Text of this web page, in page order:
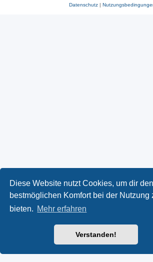
Diese Website nutzt Cookies, um dir den
bestmöglichen Komfort bei der Nutzung
bieten. Mehr erfahren
Verstanden!
Datenschutz|